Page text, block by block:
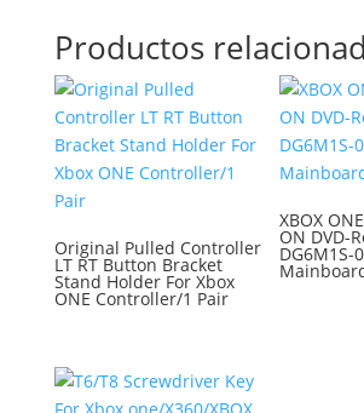
Productos
Original Pulled Controller
LT RT Button Bracket
Stand Holder For Xbox
ONE Controller/1 Pair
XBOX
ON DVD-
DG6M1S-